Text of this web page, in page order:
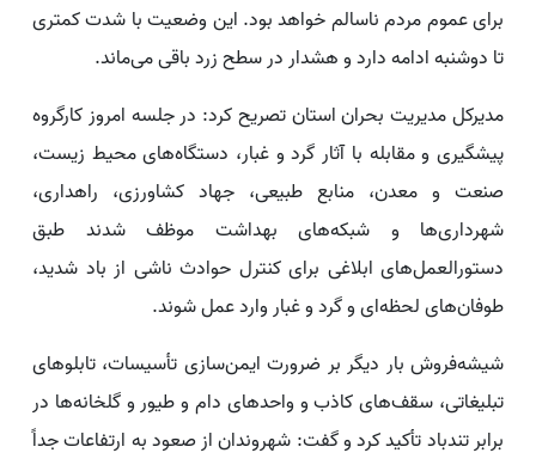
برای عموم مردم ناسالم خواهد بود. این وضعیت با شدت کمتری
تا دوشنبه ادامه دارد و هشدار در سطح زرد باقی می‌ماند.
مدیرکل مدیریت بحران استان تصریح کرد: در جلسه امروز کارگروه
پیشگیری و مقابله با آثار گرد و غبار، دستگاه‌های محیط زیست،
صنعت و معدن، منابع طبیعی، جهاد کشاورزی، راهداری،
شهرداری‌ها و شبکه‌های بهداشت موظف شدند طبق
دستورالعمل‌های ابلاغی برای کنترل حوادث ناشی از باد شدید،
طوفان‌های لحظه‌ای و گرد و غبار وارد عمل شوند.
شیشه‌فروش بار دیگر بر ضرورت ایمن‌سازی تأسیسات، تابلوهای
تبلیغاتی، سقف‌های کاذب و واحدهای دام و طیور و گلخانه‌ها در
برابر تندباد تأکید کرد و گفت: شهروندان از صعود به ارتفاعات جداً